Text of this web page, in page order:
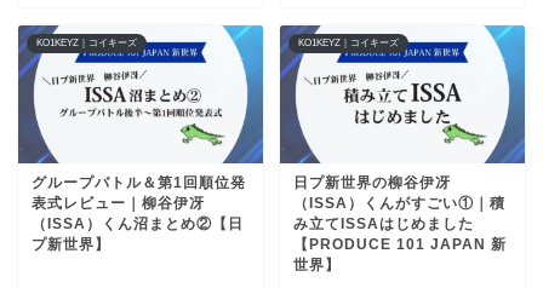
KO1KEYZ｜コイキーズ
グループバトル＆第1回順位発
表式レビュー｜柳谷伊冴
（ISSA）くん沼まとめ②【日
プ新世界】
KO1KEYZ｜コイキーズ
日プ新世界の柳谷伊冴
（ISSA）くんがすごい①｜積
み立てISSAはじめました
【PRODUCE 101 JAPAN 新
世界】